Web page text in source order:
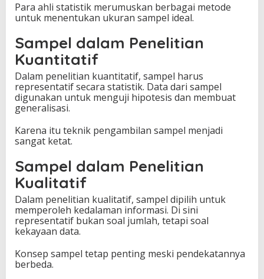
Para ahli statistik merumuskan berbagai metode
untuk menentukan ukuran sampel ideal.
Sampel dalam Penelitian
Kuantitatif
Dalam penelitian kuantitatif, sampel harus
representatif secara statistik. Data dari sampel
digunakan untuk menguji hipotesis dan membuat
generalisasi.
Karena itu teknik pengambilan sampel menjadi
sangat ketat.
Sampel dalam Penelitian
Kualitatif
Dalam penelitian kualitatif, sampel dipilih untuk
memperoleh kedalaman informasi. Di sini
representatif bukan soal jumlah, tetapi soal
kekayaan data.
Konsep sampel tetap penting meski pendekatannya
berbeda.